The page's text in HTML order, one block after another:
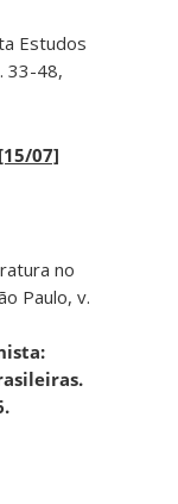
Estudos
33-48,
07]
no
Paulo, v.